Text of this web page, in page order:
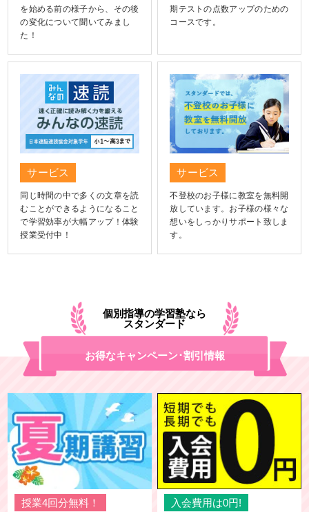
を始める前の様子から、その後
の変化について聞いてみまし
た！
期テストの点数アップのための
コースです。
サービス
同じ時間の中で多くの文章を読
むことができるようになること
で学習効率が大幅アップ！体験
授業受付中！
サービス
不登校のお子様に教室を無料開
放しています。お子様の様々な
想いをしっかりサポート致しま
す。
個別指導の学習塾なら
スタンダード
お得なキャンペーン･割引情報
授業4回分無料！ 入会費用は0円!